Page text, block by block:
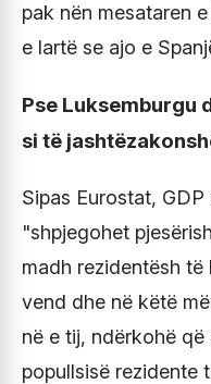
pak nën mesataren
e lartë se ajo e
Pse Luksemburgu
si të
Sipas Eurostat,
"shpjegohet
madh rezidentësh të
vend dhe në këtë
në e tij, ndërkohë
popullsisë rezidente